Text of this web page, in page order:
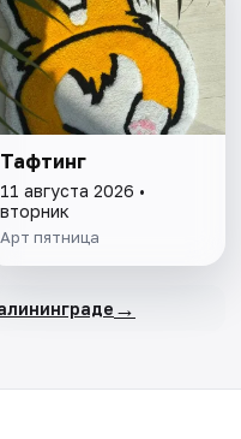
Тафтинг
11 августа 2026 •
вторник
Арт пятница
→